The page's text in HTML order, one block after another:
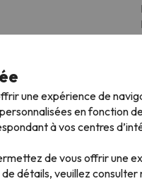
une expérience de
en fonction
à vos centres
de vous offrir une
détails, veuillez consulter